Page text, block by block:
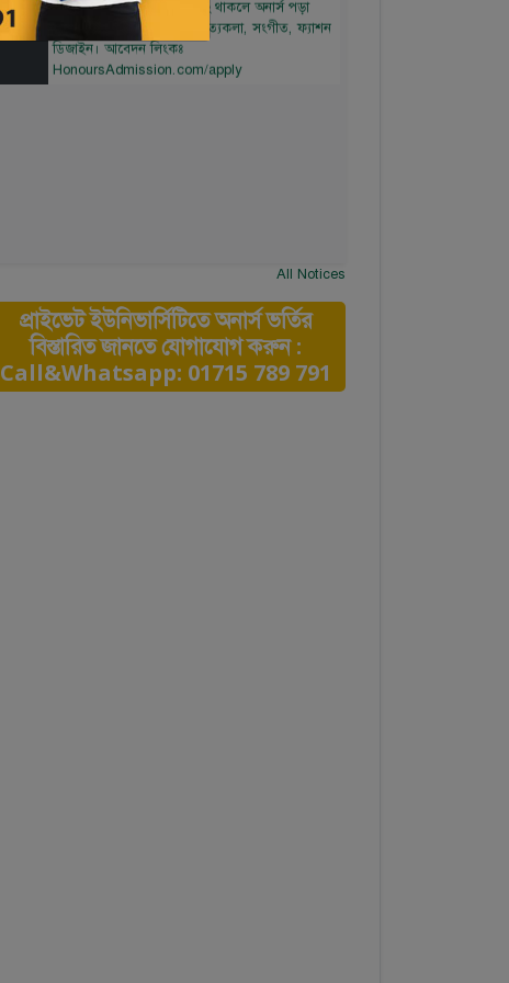
Mar
যাবে। বিষয়সমূহ: নাট্যকলা, নৃত্যকলা, সংগীত, ফ্যাশন
ডিজাইন। আবেদন লিংকঃ
HonoursAdmission.com/apply
All Notices
প্রাইভেট ইউনিভার্সিটিতে অনার্স ভর্তির
বিস্তারিত জানতে যোগাযোগ করুন :
Call&Whatsapp: 01715 789 791